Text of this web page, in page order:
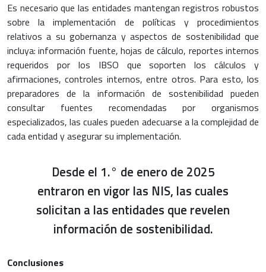
Es necesario que las entidades mantengan registros robustos
sobre la implementación de políticas y procedimientos
relativos a su gobernanza y aspectos de sostenibilidad que
incluya: información fuente, hojas de cálculo, reportes internos
requeridos por los IBSO que soporten los cálculos y
afirmaciones, controles internos, entre otros. Para esto, los
preparadores de la información de sostenibilidad pueden
consultar fuentes recomendadas por organismos
especializados, las cuales pueden adecuarse a la complejidad de
cada entidad y asegurar su implementación.
Desde el 1.° de enero de 2025
entraron en vigor las NIS, las cuales
solicitan a las entidades que revelen
información de sostenibilidad.
Conclusiones